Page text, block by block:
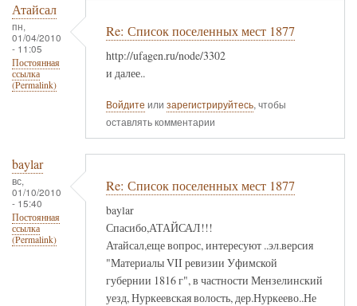
Атайсал
пн,
01/04/2010
- 11:05
Постоянная
ссылка
(Permalink)
Re: Список поселенных мест 1877
http://ufagen.ru/node/3302
и далее..
Войдите или зарегистрируйтесь, чтобы
оставлять комментарии
baylar
вс,
01/10/2010
- 15:40
Постоянная
ссылка
(Permalink)
Re: Список поселенных мест 1877
baylar
Спасибо,АТАЙСАЛ!!!
Атайсал,еще вопрос, интересуют ..эл.версия
"Материалы VII ревизии Уфимской
губернии 1816 г", в частности Мензелинский
уезд, Нуркеевская волость, дер.Нуркеево..Не